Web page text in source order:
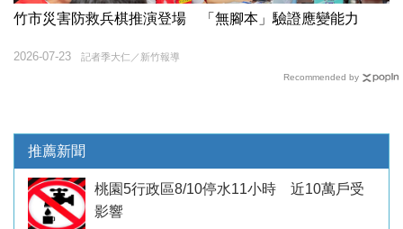
竹市災害防救兵棋推演登場 「無腳本」驗證應變能力
記者季大仁／新竹報導
2026-07-23
Recommended by
推薦新聞
桃園5行政區8/10停水11小時 近10萬戶受
影響